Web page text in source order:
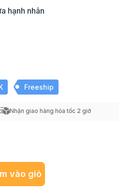
hạnh nhân
Freeship
Nhận giao hàng hỏa tốc 2 giờ
vào giỏ